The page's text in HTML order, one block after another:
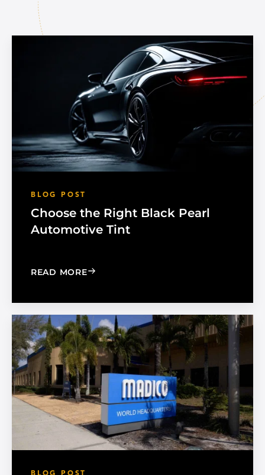
BLOG POST
Choose the Right Black Pearl
Automotive Tint
READ MORE: CHOOSE THE RIGHT BLACK PEARL